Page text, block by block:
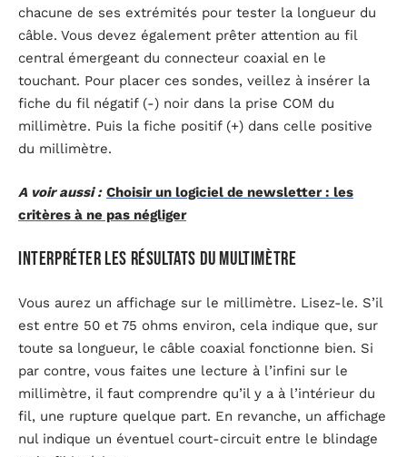
chacune de ses extrémités pour tester la longueur du
câble. Vous devez également prêter attention au fil
central émergeant du connecteur coaxial en le
touchant. Pour placer ces sondes, veillez à insérer la
fiche du fil négatif (-) noir dans la prise COM du
millimètre. Puis la fiche positif (+) dans celle positive
du millimètre.
A voir aussi : Choisir un logiciel de newsletter : les
critères à ne pas négliger
Interpréter les résultats du multimètre
Vous aurez un affichage sur le millimètre. Lisez-le. S’il
est entre 50 et 75 ohms environ, cela indique que, sur
toute sa longueur, le câble coaxial fonctionne bien. Si
par contre, vous faites une lecture à l’infini sur le
millimètre, il faut comprendre qu’il y a à l’intérieur du
fil, une rupture quelque part. En revanche, un affichage
nul indique un éventuel court-circuit entre le blindage